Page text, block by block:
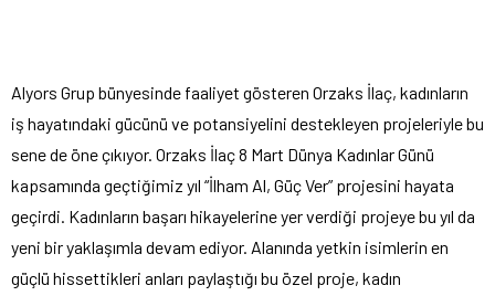
Alyors Grup bünyesinde faaliyet gösteren Orzaks İlaç, kadınların
iş hayatındaki gücünü ve potansiyelini destekleyen projeleriyle bu
sene de öne çıkıyor. Orzaks İlaç 8 Mart Dünya Kadınlar Günü
kapsamında geçtiğimiz yıl “İlham Al, Güç Ver” projesini hayata
geçirdi. Kadınların başarı hikayelerine yer verdiği projeye bu yıl da
yeni bir yaklaşımla devam ediyor. Alanında yetkin isimlerin en
güçlü hissettikleri anları paylaştığı bu özel proje, kadın